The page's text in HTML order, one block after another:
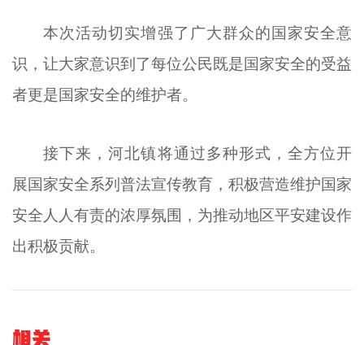
本次活动切实增强了广大群众的国家安全意
识，让大家意识到了每位公民既是国家安全的受益
者更是国家安全的维护者。
接下来，河北镇将通过多种形式，全方位开
展国家安全系列普法宣传教育，积极营造维护国家
安全人人有责的浓厚氛围，为推动地区平安建设作
出积极贡献。
相关